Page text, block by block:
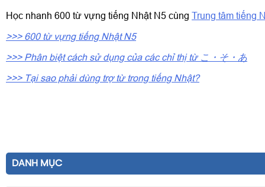
Học nhanh 600 từ vựng tiếng Nhật N5 cùng Trung tâm tiếng
>>> 600 từ vựng tiếng Nhật N5
>>> Phân biệt cách sử dụng của các chỉ thị từ こ・そ・あ
>>> Tại sao phải dùng trợ từ trong tiếng Nhật?
DANH MỤC